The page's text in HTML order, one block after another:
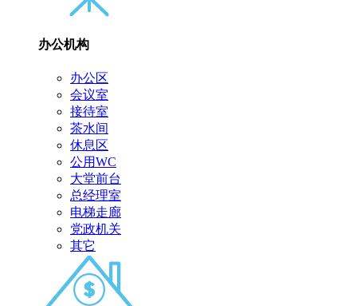
办公机构
办公区
会议室
接待室
茶水间
休息区
公用WC
大堂前台
总经理室
电梯走廊
党政机关
其它